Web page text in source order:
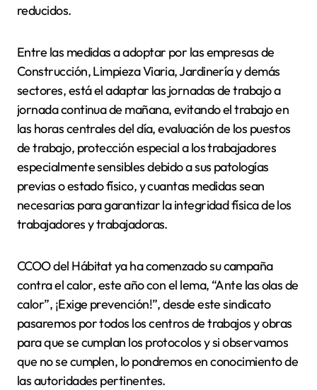
reducidos.
Entre las medidas a adoptar por las empresas de
Construcción, Limpieza Viaria, Jardinería y demás
sectores, está el adaptar las jornadas de trabajo a
jornada continua de mañana, evitando el trabajo en
las horas centrales del día, evaluación de los puestos
de trabajo, protección especial a los trabajadores
especialmente sensibles debido a sus patologías
previas o estado físico, y cuantas medidas sean
necesarias para garantizar la integridad física de los
trabajadores y trabajadoras.
CCOO del Hábitat ya ha comenzado su campaña
contra el calor, este año con el lema, “Ante las olas de
calor”, ¡Exige prevención!”, desde este sindicato
pasaremos por todos los centros de trabajos y obras
para que se cumplan los protocolos y si observamos
que no se cumplen, lo pondremos en conocimiento de
las autoridades pertinentes.